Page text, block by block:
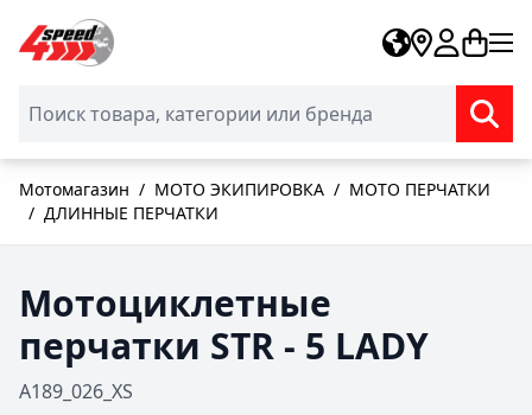
Skip to Content
Мотомагазин / МОТО ЭКИПИРОВКА / МОТО ПЕРЧАТКИ
/ ДЛИННЫЕ ПЕРЧАТКИ
Мотоциклетные
перчатки STR - 5 LADY
A189_026_XS